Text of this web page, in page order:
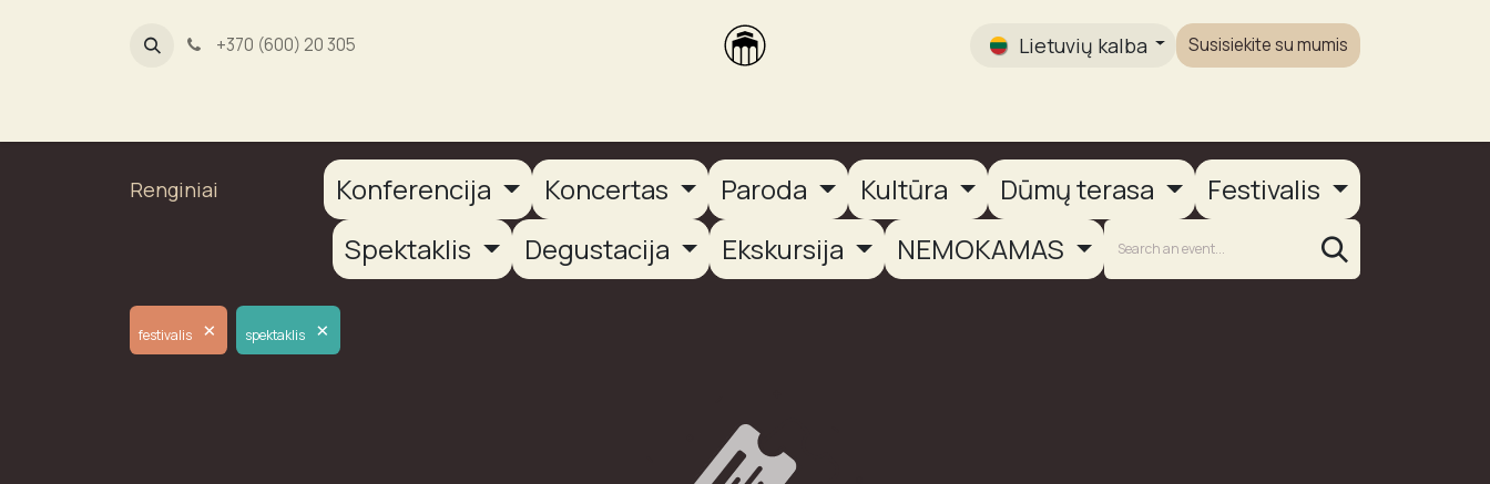
+370 (600) 20 305 Lietuvių kalba Susisiekite su mumis
Renginiai Konferencija Koncertas Paroda Kultūra Dūmų terasa
Festivalis
Spektaklis
Degustacija Ekskursija NEMOKAMAS
festivalis × spektaklis ×